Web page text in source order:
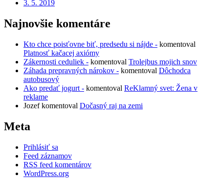
3. 5. 2019
Najnovšie komentáre
Kto chce poisťovne biť, predsedu si nájde - komentoval
Platnosť kačacej axiómy
Zákernosti ceduliek - komentoval Trolejbus mojich snov
Záhada prepravných nárokov - komentoval Dôchodca
autobusový
Ako predať jogurt - komentoval ReKlamný svet: Žena v
reklame
Jozefkomentoval Dočasný raj na zemi
Meta
Prihlásiť sa
Feed záznamov
RSS feed komentárov
WordPress.org